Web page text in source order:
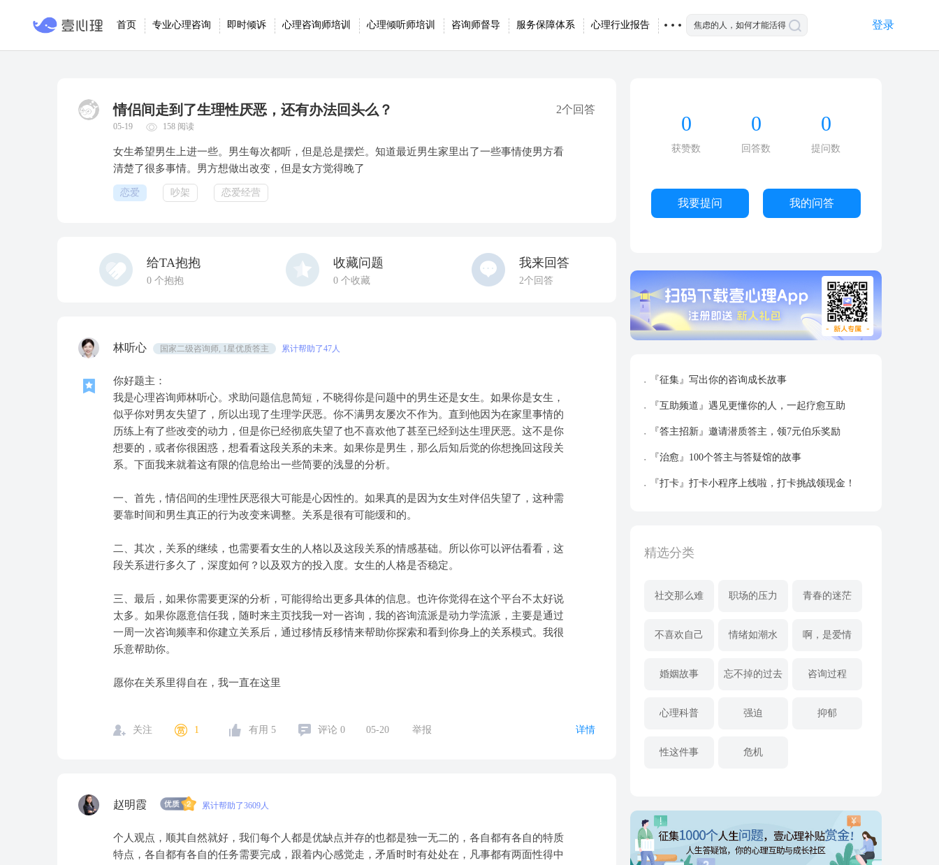
首页 专业心理咨询 即时倾诉 心理咨询师培训 心理倾听师培训 咨询师督导 服务保障体系 心理行业报告 登录
情侣间走到了生理性厌恶，还有办法回头么？ 2个回答
05-19 158 阅读
女生希望男生上进一些。男生每次都听，但是总是摆烂。知道最近男生家里出了一些事情使男方看
清楚了很多事情。男方想做出改变，但是女方觉得晚了
恋爱 吵架 恋爱经营
给TA抱抱
0 个抱抱
收藏问题
0个收藏
我来回答
2个回答
林听心 国家二级咨询师, 1星优质答主 累计帮助了47人
你好题主：
我是心理咨询师林听心。求助问题信息简短，不晓得你是问题中的男生还是女生。如果你是女生，
似乎你对男友失望了，所以出现了生理学厌恶。你不满男友屡次不作为。直到他因为在家里事情的
历练上有了些改变的动力，但是你已经彻底失望了也不喜欢他了甚至已经到达生理厌恶。这不是你
想要的，或者你很困惑，想看看这段关系的未来。如果你是男生，那么后知后觉的你想挽回这段关
系。下面我来就着这有限的信息给出一些简要的浅显的分析。
一、首先，情侣间的生理性厌恶很大可能是心因性的。如果真的是因为女生对伴侣失望了，这种需
要靠时间和男生真正的行为改变来调整。关系是很有可能缓和的。
二、其次，关系的继续，也需要看女生的人格以及这段关系的情感基础。所以你可以评估看看，这
段关系进行多久了，深度如何？以及双方的投入度。女生的人格是否稳定。
三、最后，如果你需要更深的分析，可能得给出更多具体的信息。也许你觉得在这个平台不太好说
太多。如果你愿意信任我，随时来主页找我一对一咨询，我的咨询流派是动力学流派，主要是通过
一周一次咨询频率和你建立关系后，通过移情反移情来帮助你探索和看到你身上的关系模式。我很
乐意帮助你。
愿你在关系里得自在，我一直在这里
关注 1 有用 5 评论 0 05-20 举报 详情
赵明霞 累计帮助了3609人
个人观点，顺其自然就好，我们每个人都是优缺点并存的也都是独一无二的，各自都有各自的特质
特点，各自都有各自的任务需要完成，跟着内心感觉走，矛盾时时有处处在，凡事都有两面性得中
0
获赞数
0
回答数
0
提问数
我要提问 我的问答
『征集』写出你的咨询成长故事
『互助频道』遇见更懂你的人，一起疗愈互助
『答主招新』邀请潜质答主，领7元伯乐奖励
『治愈』100个答主与答疑馆的故事
『打卡』打卡小程序上线啦，打卡挑战领现金！
精选分类
社交那么难 职场的压力 青春的迷茫
不喜欢自己 情绪如潮水 啊，是爱情
婚姻故事 忘不掉的过去 咨询过程
心理科普 强迫 抑郁
性这件事 危机